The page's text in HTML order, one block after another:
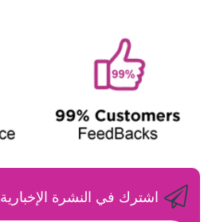
اشترك في النشرة الإخبارية